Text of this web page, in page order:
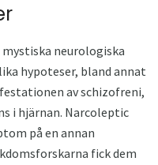
mystiska neurologiska
hypoteser, bland annat
av schizofreni,
i hjärnan. Narcoleptic
på en annan
fick dem